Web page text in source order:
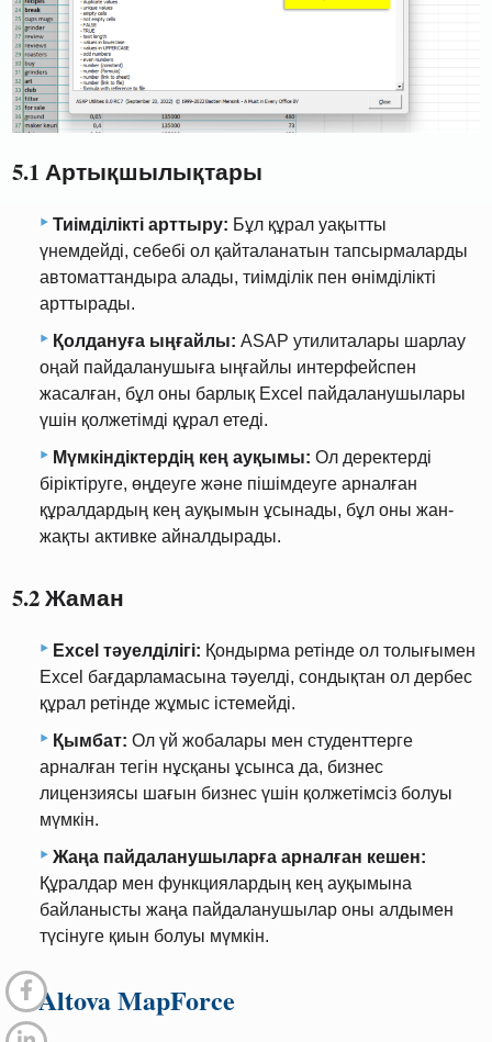
5.1 Артықшылықтары
Тиімділікті арттыру: Бұл құрал уақытты
үнемдейді, себебі ол қайталанатын тапсырмаларды
автоматтандыра алады, тиімділік пен өнімділікті
арттырады.
Қолдануға ыңғайлы: ASAP утилиталары шарлау
оңай пайдаланушыға ыңғайлы интерфейспен
жасалған, бұл оны барлық Excel пайдаланушылары
үшін қолжетімді құрал етеді.
Мүмкіндіктердің кең ауқымы: Ол деректерді
біріктіруге, өңдеуге және пішімдеуге арналған
құралдардың кең ауқымын ұсынады, бұл оны жан-
жақты активке айналдырады.
5.2 Жаман
Excel тәуелділігі: Қондырма ретінде ол толығымен
Excel бағдарламасына тәуелді, сондықтан ол дербес
құрал ретінде жұмыс істемейді.
Қымбат: Ол үй жобалары мен студенттерге
арналған тегін нұсқаны ұсынса да, бизнес
лицензиясы шағын бизнес үшін қолжетімсіз болуы
мүмкін.
Жаңа пайдаланушыларға арналған кешен:
Құралдар мен функциялардың кең ауқымына
байланысты жаңа пайдаланушылар оны алдымен
түсінуге қиын болуы мүмкін.
6. Altova MapForce